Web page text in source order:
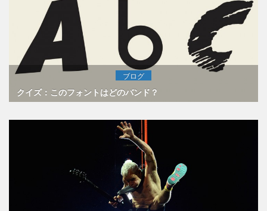
ブログ
クイズ：このフォントはどのバンド？